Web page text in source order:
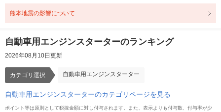
熊本地震の影響について
自動車用エンジンスターターのランキング
2026年08月10日更新
カテゴリ選択 自動車用エンジンスターター
自動車用エンジンスターターのカテゴリページを見る
ポイント等は原則として税抜金額に対し付与されます。また、表示よりも付与数、付与率が少